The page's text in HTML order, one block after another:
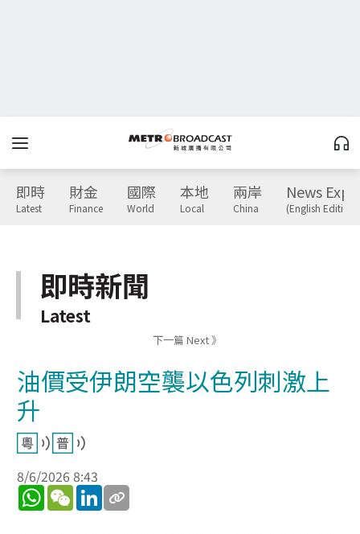
即時
Latest
財金
Finance
國際
World
本地
Local
兩岸
China
News
(English Edition)
即時新聞
Latest
下一篇 Next 》
油價受伊朗空襲以色列刺激上
升
8/6/2026 8:43
WhatsApp
WeChatLinkedIn